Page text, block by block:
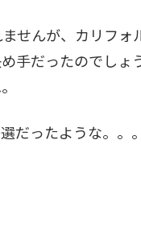
せんが、カリフ
手だったのでしょ
だったような。。